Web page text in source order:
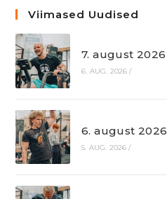
Viimased Uudised
7. august 2026
6. AUG. 2026 /
6. august 2026
5. AUG. 2026 /